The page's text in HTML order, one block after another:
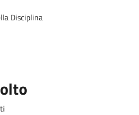
Disciplina